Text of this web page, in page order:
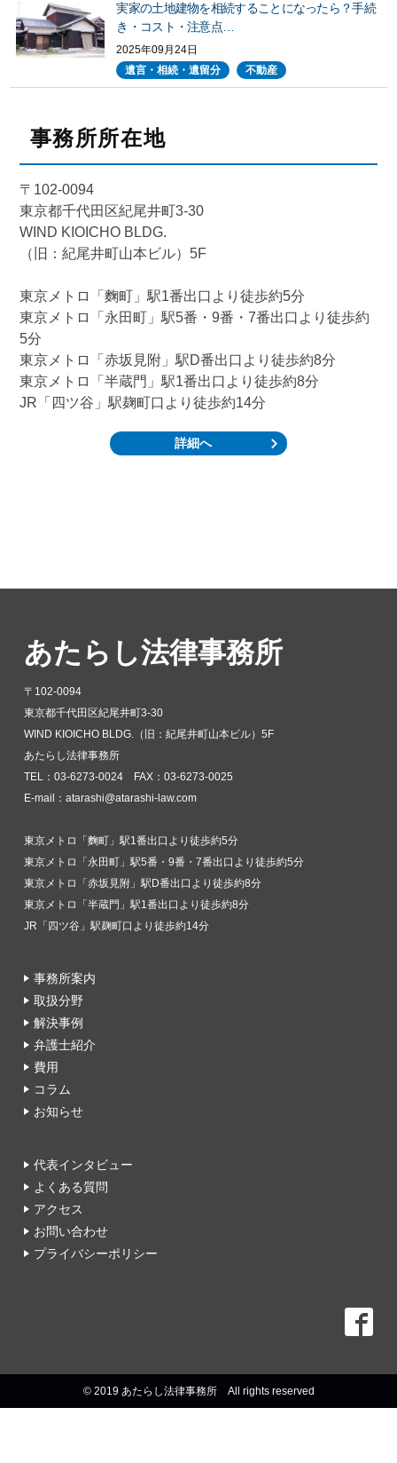
実家の土地建物を相続することになったら？手続
き・コスト・注意点…
2025年09月24日
遺言・相続・遺留分
不動産
事務所所在地
〒102-0094
東京都千代田区紀尾井町3-30
WIND KIOICHO BLDG.
（旧：紀尾井町山本ビル）5F
東京メトロ「麴町」駅1番出口より徒歩約5分
東京メトロ「永田町」駅5番・9番・7番出口より徒歩約
5分
東京メトロ「赤坂見附」駅D番出口より徒歩約8分
東京メトロ「半蔵門」駅1番出口より徒歩約8分
JR「四ツ谷」駅麹町口より徒歩約14分
詳細へ
あたらし法律事務所
〒102-0094
東京都千代田区紀尾井町3-30
WIND KIOICHO BLDG.（旧：紀尾井町山本ビル）5F
あたらし法律事務所
TEL：03-6273-0024 FAX：03-6273-0025
E-mail：atarashi@atarashi-law.com
東京メトロ「麴町」駅1番出口より徒歩約5分
東京メトロ「永田町」駅5番・9番・7番出口より徒歩約5分
東京メトロ「赤坂見附」駅D番出口より徒歩約8分
東京メトロ「半蔵門」駅1番出口より徒歩約8分
JR「四ツ谷」駅麹町口より徒歩約14分
事務所案内
取扱分野
解決事例
弁護士紹介
費用
コラム
お知らせ
代表インタビュー
よくある質問
アクセス
お問い合わせ
プライバシーポリシー
© 2019 あたらし法律事務所 All rights reserved